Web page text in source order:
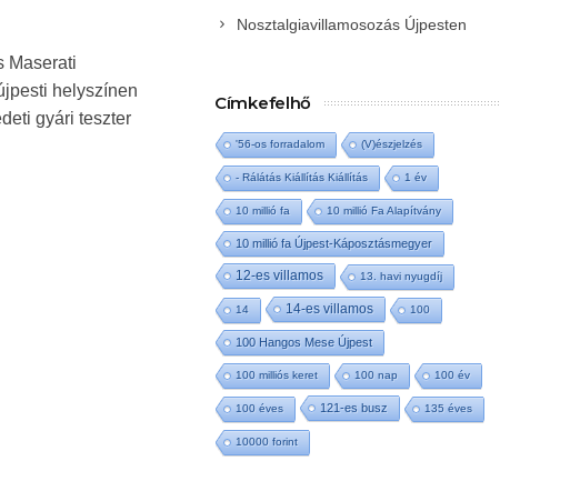
Maserati
helyszínen
gyári teszter
Nosztalgiavillamosozás Újpesten
Címkefelhő
'56-os forradalom (V)észjelzés
- Rálátás Kiállítás Kiállítás 1 év
10 millió fa 10 millió Fa Alapítvány
10 millió fa Újpest-Káposztásmegyer
12-es villamos 13. havi nyugdíj
14 14-es villamos 100
100 Hangos Mese Újpest
100 milliós keret 100 nap 100 év
100 éves 121-es busz 135 éves
10000 forint